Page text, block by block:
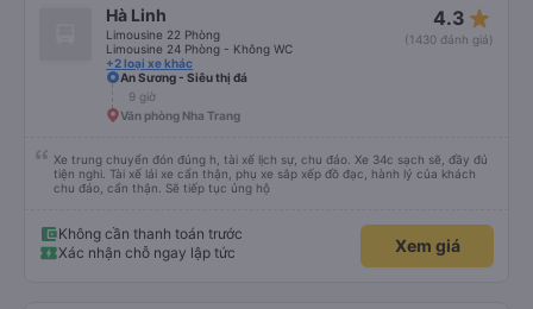
Hà Linh
Limousine 22 Phòng
Limousine 24 Phòng - Không WC
+2 loại xe khác
4.3 star_rate
(1430 đánh giá)
An Sương - Siêu thị đá
9 giờ
Văn phòng Nha Trang
Xe trung chuyển đón đúng h, tài xế lịch sự, chu đáo. Xe 34c sạch sẽ, đầy đủ
tiện nghi. Tài xế lái xe cẩn thận, phụ xe sắp xếp đồ đạc, hành lý của khách
chu đáo, cẩn thận. Sẽ tiếp tục ủng hộ
Không cần thanh toán trước
Xác nhận chỗ ngay lập tức
Xem giá